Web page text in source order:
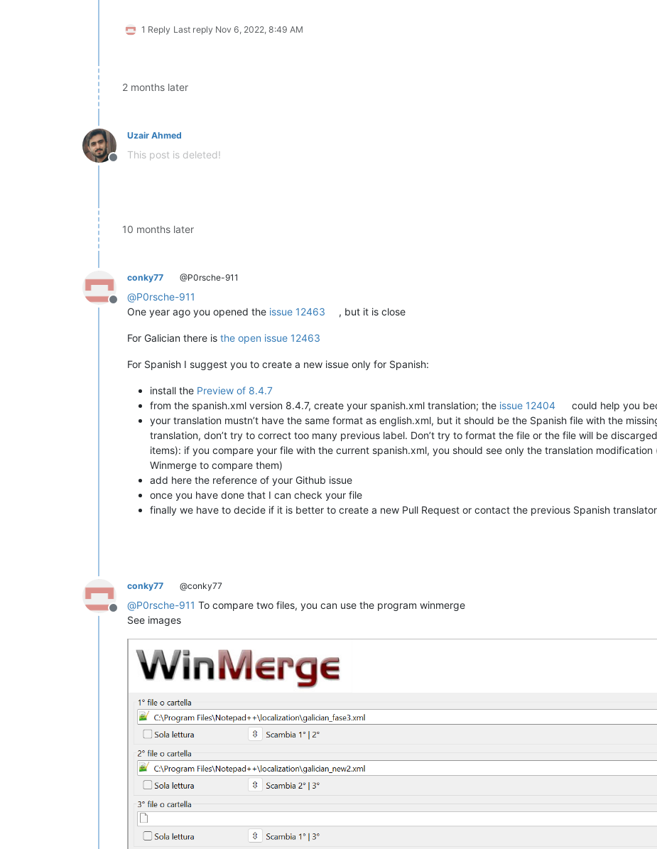
1 Reply Last reply Nov 6, 2022, 8:49 AM
2 months later
Offline
Uzair Ahmed
This post is deleted!
10 months later
Offline
conky77 @P0rsche-911
@P0rsche-911
One year ago you opened the issue 12463 , but it is close
For Galician there is the open issue 12463
For Spanish I suggest you to create a new issue only for Spanish:
install the Preview of 8.4.7
from the spanish.xml version 8.4.7, create your spanish.xml translation; the issue 12404
could help you
your translation mustn’t have the same format as english.xml, but it should be the Spanish file with the
translation, don’t try to correct too many previous label. Don’t try to format the file or the file will be
items): if you compare your file with the current spanish.xml, you should see only the translation
Winmerge to compare them)
add here the reference of your Github issue
once you have done that I can check your file
finally we have to decide if it is better to create a new Pull Request or contact the previous Spanish translator
Offline
conky77 @conky77
@P0rsche-911 To compare two files, you can use the program winmerge
See images